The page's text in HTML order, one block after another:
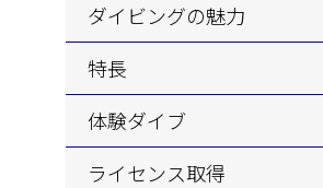
ダイビングの魅力
特長
体験ダイブ
ライセンス取得